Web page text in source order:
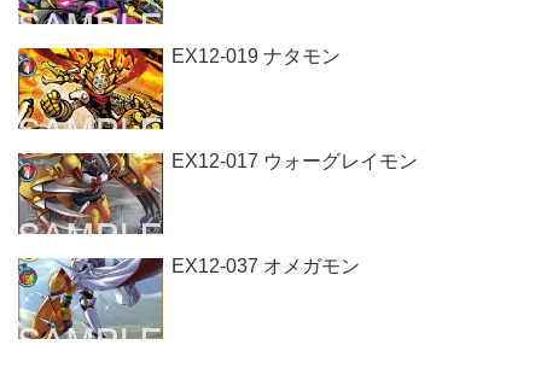
EX12-019 ナタモン
EX12-017 ウォーグレイモン
EX12-037 オメガモン